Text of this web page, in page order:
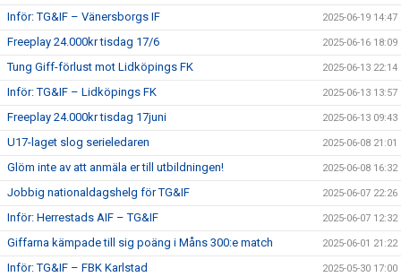
Inför: TG&IF – Vänersborgs IF 2025-06-19 14:47
Freeplay 24.000kr tisdag 17/6 2025-06-16 18:09
Tung Giff-förlust mot Lidköpings FK 2025-06-13 22:14
Inför: TG&IF – Lidköpings FK 2025-06-13 13:57
Freeplay 24.000kr tisdag 17juni 2025-06-13 09:43
U17-laget slog serieledaren 2025-06-08 21:01
Glöm inte av att anmäla er till utbildningen! 2025-06-08 16:32
Jobbig nationaldagshelg för TG&IF 2025-06-07 22:26
Inför: Herrestads AIF – TG&IF 2025-06-07 12:32
Giffarna kämpade till sig poäng i Måns 300:e match 2025-06-01 21:22
Inför: TG&IF – FBK Karlstad 2025-05-30 17:00